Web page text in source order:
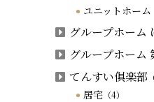
ユニットホーム
グループホーム
グループホーム
てんすい俱楽部
居宅（4）